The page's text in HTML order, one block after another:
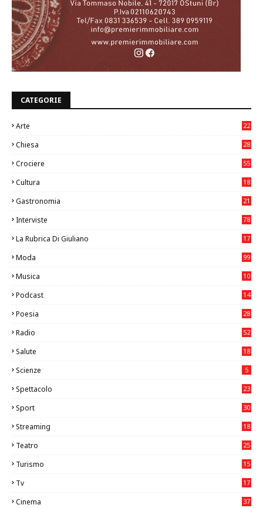
CATEGORIE
Arte
22
Chiesa
28
Crociere 55
Cultura
18
Gastronomia
21
Interviste 78
La Rubrica Di Giuliano
17
Moda 99
Musica
10
Podcast 14
Poesia 28
Radio 52
Salute
18
Scienze 5
Spettacolo 23
Sport
30
Streaming 18
Teatro
25
Turismo
15
Tv
17
Cinema
37